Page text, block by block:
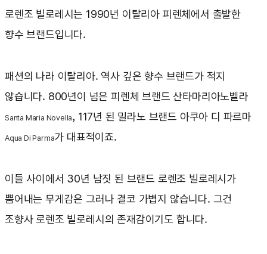
로렌조 빌로레시는 1990년 이탈리아 피렌체에서 출발한
향수 브랜드입니다.
패션의 나라 이탈리아. 역사 깊은 향수 브랜드가 적지
않습니다. 800년이 넘은 피렌체 브랜드 산타마리아노벨라
Santa Maria Novella, 117년 된 밀라노 브랜드 아쿠아 디 파르마
Aqua Di Parma가 대표적이죠.
이들 사이에서 30년 남짓 된 브랜드 로렌조 빌로레시가
뿜어내는 무게감은 그러나 결코 가볍지 않습니다. 그건
조향사 로렌조 빌로레시의 존재감이기도 합니다.